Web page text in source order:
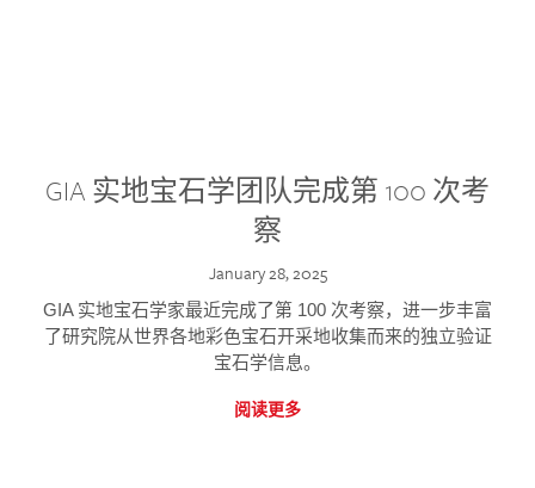
GIA 实地宝石学团队完成第 100 次考
察
January 28, 2025
GIA 实地宝石学家最近完成了第 100 次考察，进一步丰富
了研究院从世界各地彩色宝石开采地收集而来的独立验证
宝石学信息。
阅读更多